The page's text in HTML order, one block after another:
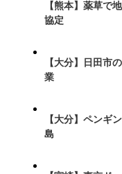
【熊本】薬草で
協定
【大分】日田市
業
【大分】ペンギ
島